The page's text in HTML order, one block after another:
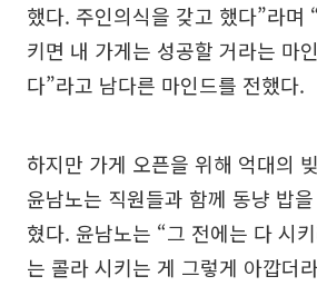
했다. 주인의식을 갖고 했다”라며
키면 내 가게는 성공할 거라는 마
다”라고 남다른 마인드를 전했다.
하지만 가게 오픈을 위해 억대의
윤남노는 직원들과 함께 동냥 밥
혔다. 윤남노는 “그 전에는 다 시
는 콜라 시키는 게 그렇게 아깝더